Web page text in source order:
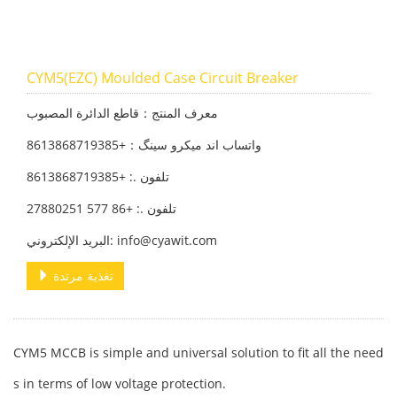
CYM5(EZC) Moulded Case Circuit Breaker
معرف المنتج：قاطع الدائرة المصبوب
واتساب اند میکرو سینگ：+8613868719385
تلفون .: +8613868719385
تلفون .: +86 577 27880251
البريد الإلكتروني: info@cyawit.com
تغذية مرتدة
CYM5 MCCB is simple and universal solution to fit all the need
s in terms of low voltage protection.